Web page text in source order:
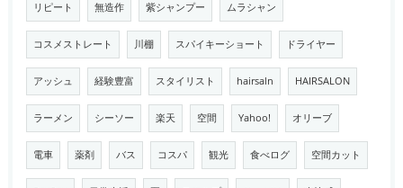
リピート 無造作 紫シャンプー ムラシャン
コスメストレート 川棚 スパイキーショート ドライヤー
アッシュ 経験豊富 スタイリスト hairsaln HAIRSALON
ラーメン シーソー 楽天 空間 Yahoo! オリーブ
電車 薬剤 バス コスパ 観光 食べログ 空間カット